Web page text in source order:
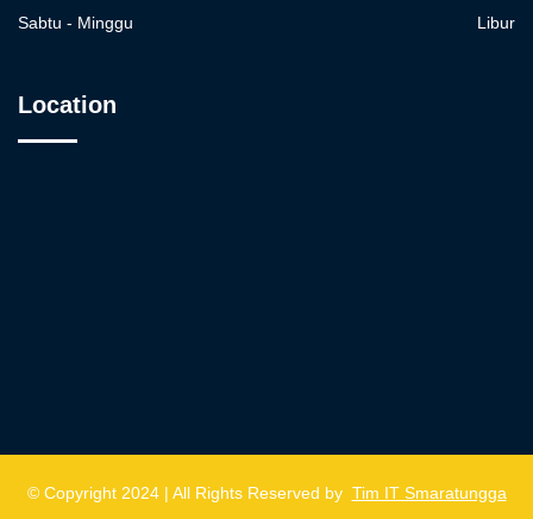
Sabtu - Minggu
Libur
Location
© Copyright 2024 | All Rights Reserved by Tim IT Smaratungga